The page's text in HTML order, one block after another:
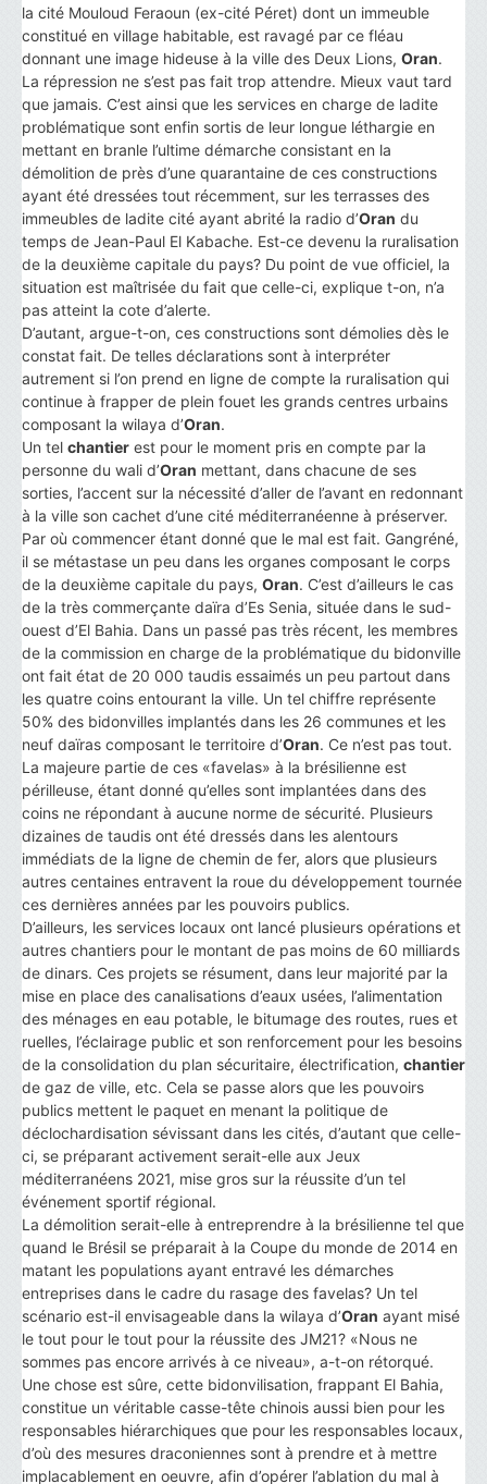
la cité Mouloud Feraoun (ex-cité Péret) dont un immeuble
constitué en village habitable, est ravagé par ce fléau
donnant une image hideuse à la ville des Deux Lions, Oran.
La répression ne s’est pas fait trop attendre. Mieux vaut tard
que jamais. C’est ainsi que les services en charge de ladite
problématique sont enfin sortis de leur longue léthargie en
mettant en branle l’ultime démarche consistant en la
démolition de près d’une quarantaine de ces constructions
ayant été dressées tout récemment, sur les terrasses des
immeubles de ladite cité ayant abrité la radio d’Oran du
temps de Jean-Paul El Kabache. Est-ce devenu la ruralisation
de la deuxième capitale du pays? Du point de vue officiel, la
situation est maîtrisée du fait que celle-ci, explique t-on, n’a
pas atteint la cote d’alerte.
D’autant, argue-t-on, ces constructions sont démolies dès le
constat fait. De telles déclarations sont à interpréter
autrement si l’on prend en ligne de compte la ruralisation qui
continue à frapper de plein fouet les grands centres urbains
composant la wilaya d’Oran.
Un tel chantier est pour le moment pris en compte par la
personne du wali d’Oran mettant, dans chacune de ses
sorties, l’accent sur la nécessité d’aller de l’avant en redonnant
à la ville son cachet d’une cité méditerranéenne à préserver.
Par où commencer étant donné que le mal est fait. Gangréné,
il se métastase un peu dans les organes composant le corps
de la deuxième capitale du pays, Oran. C’est d’ailleurs le cas
de la très commerçante daïra d’Es Senia, située dans le sud-
ouest d’El Bahia. Dans un passé pas très récent, les membres
de la commission en charge de la problématique du bidonville
ont fait état de 20 000 taudis essaimés un peu partout dans
les quatre coins entourant la ville. Un tel chiffre représente
50% des bidonvilles implantés dans les 26 communes et les
neuf daïras composant le territoire d’Oran. Ce n’est pas tout.
La majeure partie de ces «favelas» à la brésilienne est
périlleuse, étant donné qu’elles sont implantées dans des
coins ne répondant à aucune norme de sécurité. Plusieurs
dizaines de taudis ont été dressés dans les alentours
immédiats de la ligne de chemin de fer, alors que plusieurs
autres centaines entravent la roue du développement tournée
ces dernières années par les pouvoirs publics.
D’ailleurs, les services locaux ont lancé plusieurs opérations et
autres chantiers pour le montant de pas moins de 60 milliards
de dinars. Ces projets se résument, dans leur majorité par la
mise en place des canalisations d’eaux usées, l’alimentation
des ménages en eau potable, le bitumage des routes, rues et
ruelles, l’éclairage public et son renforcement pour les besoins
de la consolidation du plan sécuritaire, électrification, chantier
de gaz de ville, etc. Cela se passe alors que les pouvoirs
publics mettent le paquet en menant la politique de
déclochardisation sévissant dans les cités, d’autant que celle-
ci, se préparant activement serait-elle aux Jeux
méditerranéens 2021, mise gros sur la réussite d’un tel
événement sportif régional.
La démolition serait-elle à entreprendre à la brésilienne tel que
quand le Brésil se préparait à la Coupe du monde de 2014 en
matant les populations ayant entravé les démarches
entreprises dans le cadre du rasage des favelas? Un tel
scénario est-il envisageable dans la wilaya d’Oran ayant misé
le tout pour le tout pour la réussite des JM21? «Nous ne
sommes pas encore arrivés à ce niveau», a-t-on rétorqué.
Une chose est sûre, cette bidonvilisation, frappant El Bahia,
constitue un véritable casse-tête chinois aussi bien pour les
responsables hiérarchiques que pour les responsables locaux,
d’où des mesures draconiennes sont à prendre et à mettre
implacablement en oeuvre, afin d’opérer l’ablation du mal à